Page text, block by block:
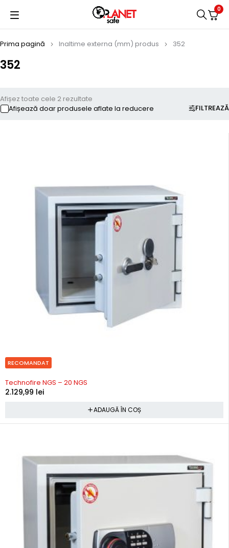
0
352
Prima pagină Inaltime externa (mm) produs 352
FILTREAZĂ
Afișez toate cele 2 rezultate
Afișează doar produsele aflate la reducere
RECOMANDAT
In stoc
Technofire NGS – 20 NGS
2.129,99 lei
ADAUGĂ ÎN COȘ